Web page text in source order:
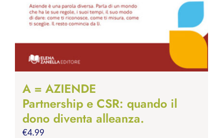
A = AZIENDE
Partnership e CSR: quando il
dono diventa alleanza.
€4.99